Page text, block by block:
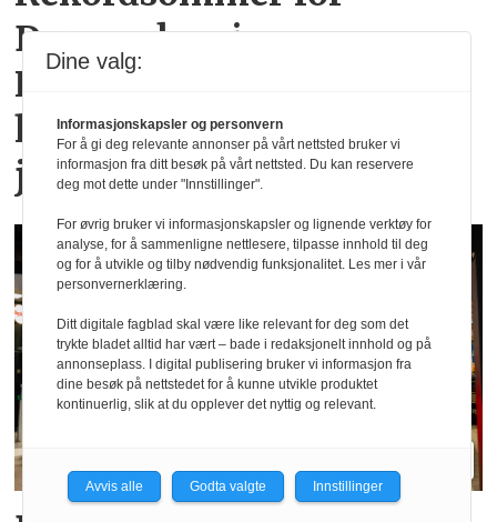
Dyreparken i
Kristiansand: Over en
halv million besøkende i
juli
Dine valg:
Informasjonskapsler og personvern
For å gi deg relevante annonser på vårt nettsted bruker vi
informasjon fra ditt besøk på vårt nettsted. Du kan reservere
deg mot dette under "Innstillinger".
For øvrig bruker vi informasjonskapsler og lignende verktøy for
analyse, for å sammenligne nettlesere, tilpasse innhold til deg
og for å utvikle og tilby nødvendig funksjonalitet. Les mer i vår
personvernerklæring.
Ditt digitale fagblad skal være like relevant for deg som det
trykte bladet alltid har vært – bade i redaksjonelt innhold og på
annonseplass. I digital publisering bruker vi informasjon fra
dine besøk på nettstedet for å kunne utvikle produktet
kontinuerlig, slik at du opplever det nyttig og relevant.
Avvis alle Godta valgte Innstillinger